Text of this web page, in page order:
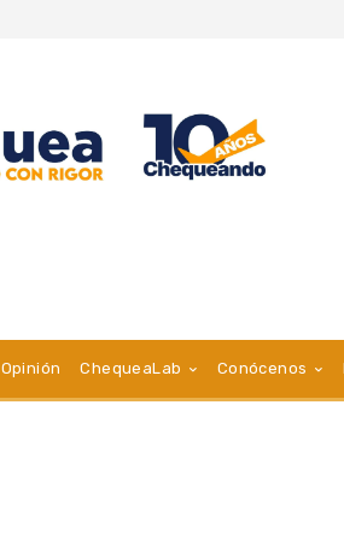
Opinión ChequeaLab Conócenos